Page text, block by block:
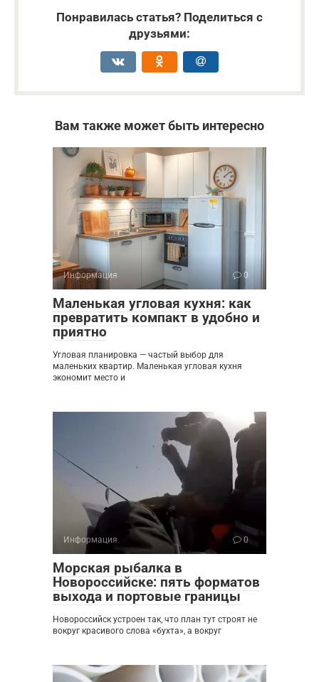
Понравилась статья? Поделиться с
друзьями:
Вам также может быть интересно
Информация 0
Маленькая угловая кухня: как
превратить компакт в удобно и
приятно
Угловая планировка — частый выбор для
маленьких квартир. Маленькая угловая кухня
экономит место и
Информация 0
Морская рыбалка в
Новороссийске: пять форматов
выхода и портовые границы
Новороссийск устроен так, что план тут строят не
вокруг красивого слова «бухта», а вокруг